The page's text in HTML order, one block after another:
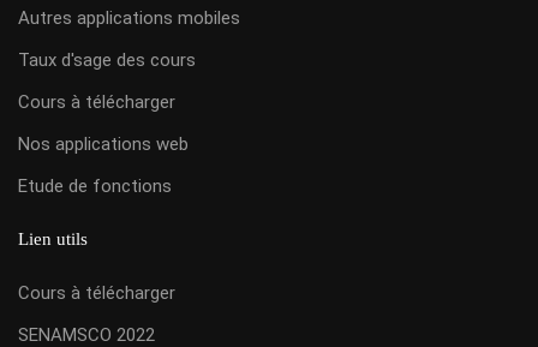
Autres applications mobiles
Taux d'sage des cours
Cours à télécharger
Nos applications web
Etude de fonctions
Lien utils
Cours à télécharger
SENAMSCO 2022